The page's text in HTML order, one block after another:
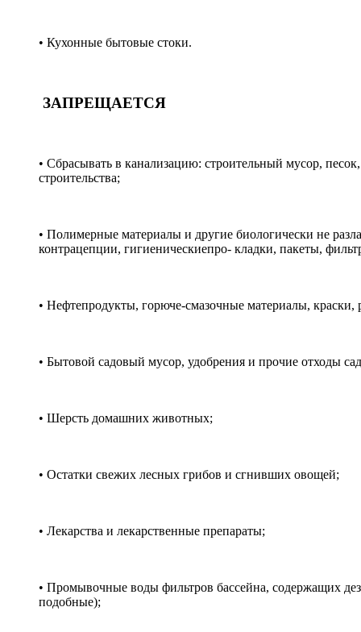
• Кухонные бытовые стоки.
ЗАПРЕЩАЕТСЯ
• Сбрасывать в канализацию: строительный мусор,
строительства;
• Полимерные материалы и другие биологически не
контрацепции, гигиеническиепро- кладки, пакеты,
• Нефтепродукты, горюче-смазочные материалы,
• Бытовой садовый мусор, удобрения и прочие отходы
• Шерсть домашних животных;
• Остатки свежих лесных грибов и сгнивших овощей;
• Лекарства и лекарственные препараты;
• Промывочные воды фильтров бассейна, содержащих
подобные);